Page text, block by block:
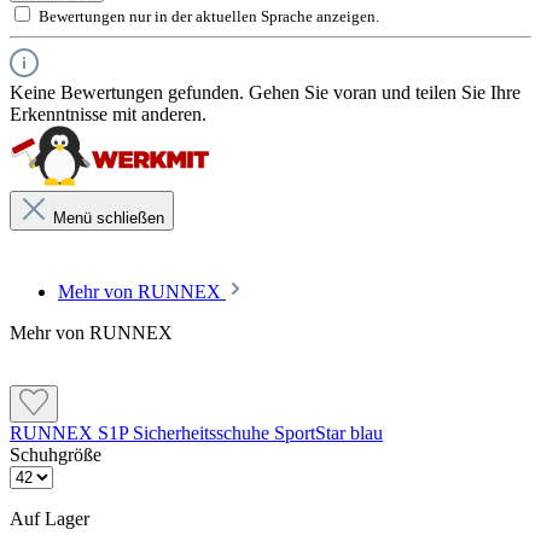
Polster für den Fersenbereich, schützt und stützt nachhaltig.
RUNNEX® AIRSTREAM
mehr Tragekomfort.
Bewertungen nur in der aktuellen Sprache anzeigen.
Keine Bewertungen gefunden. Gehen Sie voran und teilen Sie Ihre
Erkenntnisse mit anderen.
Menü schließen
Mehr von RUNNEX
Mehr von RUNNEX
RUNNEX S1P Sicherheitsschuhe SportStar blau
Schuhgröße
Auf Lager